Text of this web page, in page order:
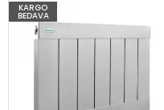
KARGO
BEDAVA